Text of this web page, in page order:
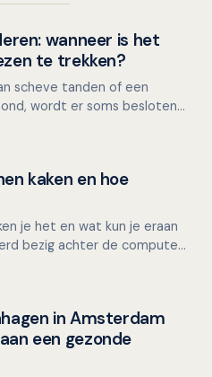
wanneer is het
te trekken?
scheve tanden of een
wordt er soms besloten
algehele gezondheid
kaken en hoe
je het en wat kun je eraan
in Amsterdam
een gezonde